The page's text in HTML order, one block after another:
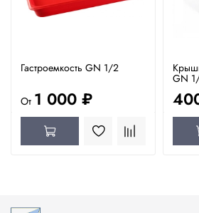
Гастроемкость GN 1/2
От 1 000 ₽
GN